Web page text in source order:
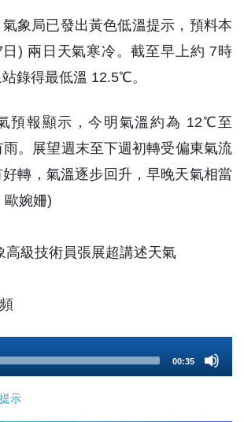
象局已發出黃色低溫提示，預料本
) 兩日天氣寒冷。截至早上約 7時
錄得最低溫 12.5℃。
預報顯示，今明氣溫約為 12℃至
。展望週末至下週初轉受偏東氣流
轉，氣溫逐步回升，早晚天氣相當
婉姍)
高級技術員張展超講述天氣
00:35
示